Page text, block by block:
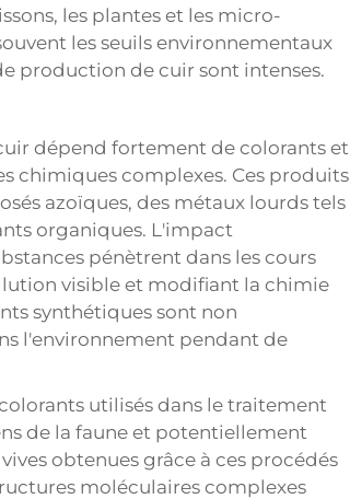
les plantes et les micro-
les seuils environnementaux
production de cuir sont intenses.
dépend fortement de colorants et
chimiques complexes. Ces produits
azoïques, des métaux lourds tels
organiques. L'impact
pénètrent dans les cours
visible et modifiant la chimie
synthétiques sont non
l'environnement pendant de
utilisés dans le traitement
de la faune et potentiellement
obtenues grâce à ces procédés
moléculaires complexes